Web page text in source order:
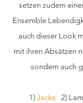
setzen zudem
Ensemble
auch dieser Look
mit ihren Absätzen
sondern auch
1) Jacke
2)